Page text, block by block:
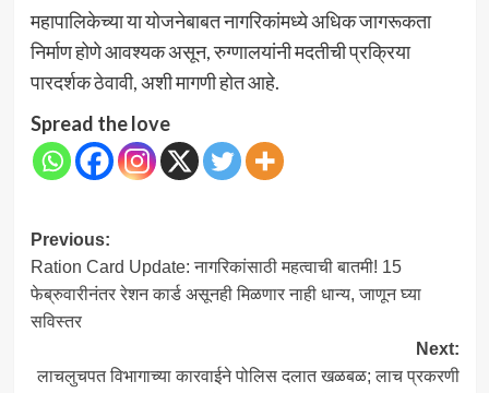
महापालिकेच्या या योजनेबाबत नागरिकांमध्ये अधिक जागरूकता
निर्माण होणे आवश्यक असून, रुग्णालयांनी मदतीची प्रक्रिया
पारदर्शक ठेवावी, अशी मागणी होत आहे.
Spread the love
Post
navigation
Previous:
Ration Card Update: नागरिकांसाठी महत्वाची बातमी! 15
फेब्रुवारीनंतर रेशन कार्ड असूनही मिळणार नाही धान्य, जाणून घ्या
सविस्तर
Next:
लाचलुचपत विभागाच्या कारवाईने पोलिस दलात खळबळ; लाच प्रकरणी